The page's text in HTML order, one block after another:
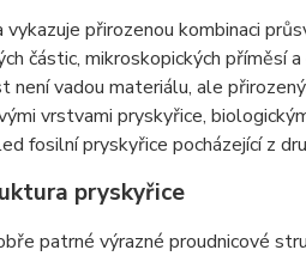
přirozenou kombinaci
částic, mikroskopických příměsí
není vadou materiálu, ale
vrstvami pryskyřice,
fosilní pryskyřice pocházející z
pryskyřice
patrné výrazné proudnicové